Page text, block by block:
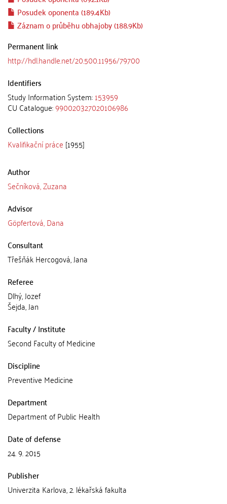
Posudek oponenta (189.4Kb)
Záznam o průběhu obhajoby (188.9Kb)
Permanent link
http://hdl.handle.net/20.500.11956/79700
Identifiers
Study Information System:153959
CU Catalogue:990020327020106986
Collections
Kvalifikační práce [1955]
Author
Sečníková, Zuzana
Advisor
Göpfertová, Dana
Consultant
Třešňák Hercogová, Jana
Referee
Dlhý, Jozef
Šejda, Jan
Faculty / Institute
Second Faculty of Medicine
Discipline
Preventive Medicine
Department
Department of Public Health
Date of defense
24. 9. 2015
Publisher
Univerzita Karlova, 2. lékařská fakulta